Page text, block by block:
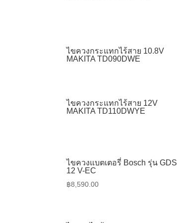
ไขควงกระแทกไร้สาย 10.8V
MAKITA TD090DWE
ไขควงกระแทกไร้สาย 12V
MAKITA TD110DWYE
ไขควงแบตเตอรี่ Bosch รุ่น GDS
12 V-EC
฿8,590.00